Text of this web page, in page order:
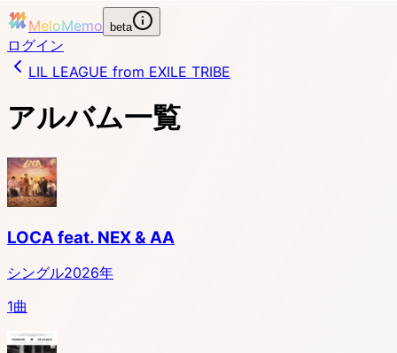
MeloMemo beta
ログイン
LIL LEAGUE from EXILE TRIBE
アルバム一覧
LOCA feat. NEX & AA
シングル2026年
1曲